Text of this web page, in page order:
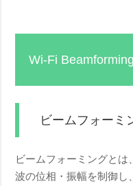
Wi-Fi
ビームフォーミ
ビームフォーミングと
波の位相・振幅を制御し